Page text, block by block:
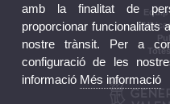
Equip
amb la finalitat de
proporcionar funcionalitats
nostre trànsit. Per a
configuració de les
informació Més informació